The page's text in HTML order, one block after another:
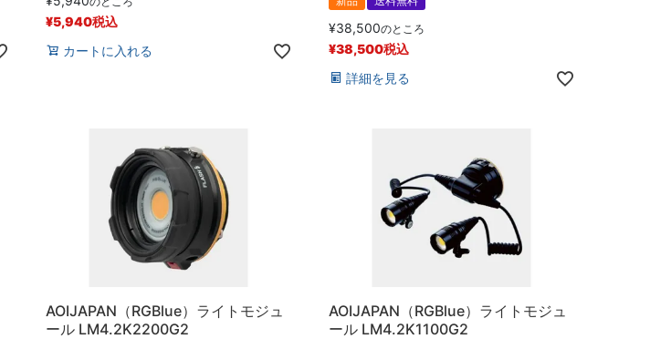
¥5,940税込
カートに入れる
¥38,500のところ
¥38,500税込
詳細を見る
AOIJAPAN（RGBlue）ライトモジュ
ール LM4.2K2200G2
AOIJAPAN（RGBlue）ライトモジュ
ール LM4.2K1100G2